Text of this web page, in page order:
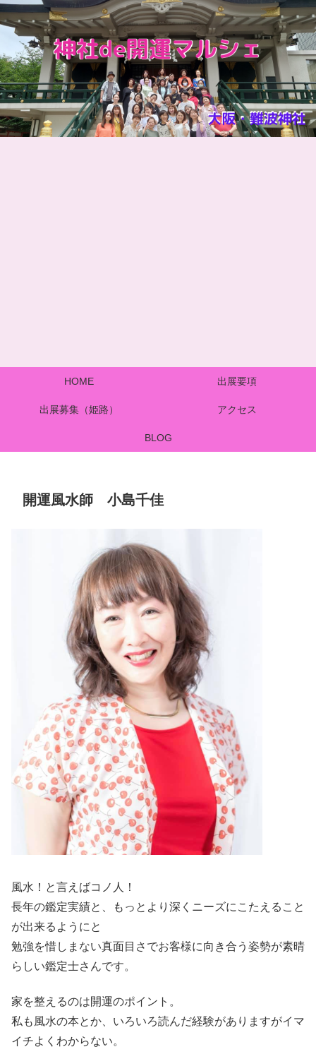
HOME 出展要項
出展募集（姫路） アクセス
BLOG
開運風水師 小島千佳
風水！と言えばコノ人！
長年の鑑定実績と、もっとより深くニーズにこたえること
が出来るようにと
勉強を惜しまない真面目さでお客様に向き合う姿勢が素晴
らしい鑑定士さんです。
家を整えるのは開運のポイント。
私も風水の本とか、いろいろ読んだ経験がありますがイマ
イチよくわからない。